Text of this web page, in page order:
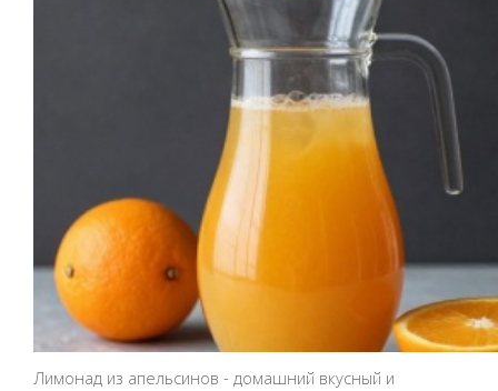
Лимонад из апельсинов - домашний вкусный и